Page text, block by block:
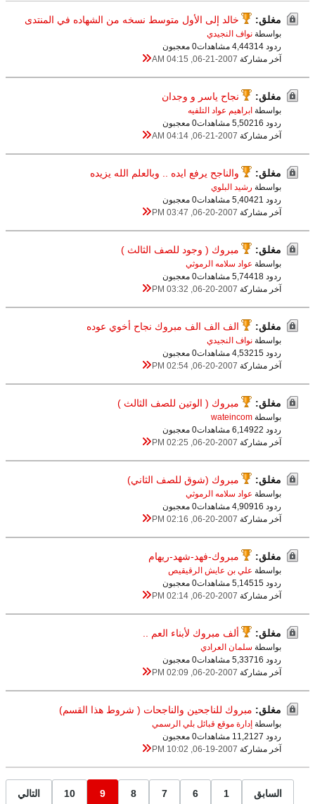
مغلق: خالد إلى الأول متوسط نسخه من الشهاده في المنتدى
بواسطة نواف النجيدي
ردود 14
4,443 مشاهدات
0 معجبون
آخر مشاركة 06-21-2007, 04:15 AM
مغلق: نجاح ياسر و وجدان
بواسطة ابراهيم عواد التلفيه
ردود 16
5,502 مشاهدات
0 معجبون
آخر مشاركة 06-21-2007, 04:14 AM
مغلق: والناجح يرفع ايده .. وبالعلم الله يزيده
بواسطة رشيد البلوي
ردود 21
5,404 مشاهدات
0 معجبون
آخر مشاركة 06-20-2007, 03:47 PM
مغلق: مبروك ( وجود للصف الثالث )
بواسطة عواد سلامه الرموثي
ردود 18
5,744 مشاهدات
0 معجبون
آخر مشاركة 06-20-2007, 03:32 PM
مغلق: الف الف الف مبروك نجاح أخوي عوده
بواسطة نواف النجيدي
ردود 15
4,532 مشاهدات
0 معجبون
آخر مشاركة 06-20-2007, 02:54 PM
مغلق: مبروك ( الوتين للصف الثالث )
بواسطة wateincom
ردود 22
6,149 مشاهدات
0 معجبون
آخر مشاركة 06-20-2007, 02:25 PM
مغلق: مبروك (شوق للصف الثاني)
بواسطة عواد سلامه الرموثي
ردود 16
4,909 مشاهدات
0 معجبون
آخر مشاركة 06-20-2007, 02:16 PM
مغلق: مبروك-فهد-شهد-ريهام
بواسطة علي بن عايش الرقيقيص
ردود 15
5,145 مشاهدات
0 معجبون
آخر مشاركة 06-20-2007, 02:14 PM
مغلق: ألف مبروك لأبناء العم ..
بواسطة سلمان العرادي
ردود 16
5,337 مشاهدات
0 معجبون
آخر مشاركة 06-20-2007, 02:09 PM
مغلق: مبروك للناجحين والناجحات ( شروط هذا القسم)
بواسطة إدارة موقع قبائل بلي الرسمي
ردود 7
11,212 مشاهدات
0 معجبون
آخر مشاركة 06-19-2007, 10:02 PM
السابق 1
6
7
8
9
10 التالي